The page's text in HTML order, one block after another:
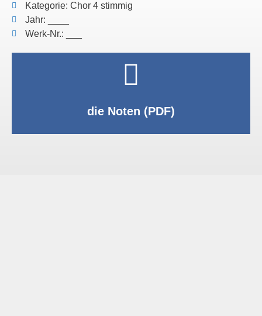
Kategorie: Chor 4 stimmig
Jahr: ____
Werk-Nr.: ___
die Noten (PDF)